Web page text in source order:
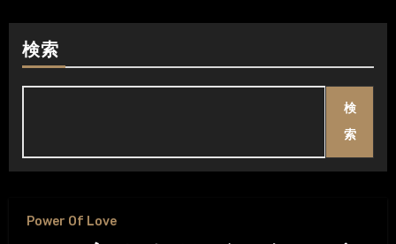
検索
検
索
Power Of Love